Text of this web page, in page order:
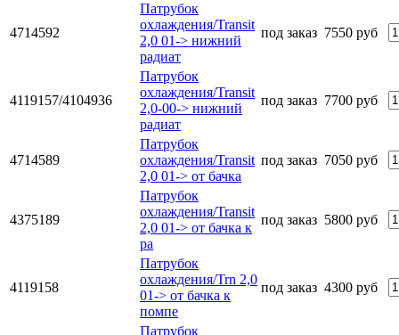
4714592
Патрубок
охлаждения/Transit
2,0 01-> нижний
радиат
под заказ 7550 руб
4119157/4104936
Патрубок
охлаждения/Transit
2,0-00-> нижний
радиат
под заказ 7700 руб
4714589
Патрубок
охлаждения/Transit
2,0 01-> от бачка
под заказ 7050 руб
4375189
Патрубок
охлаждения/Transit
2,0 01-> от бачка к
ра
под заказ 5800 руб
4119158
Патрубок
охлаждения/Trn 2,0
01-> от бачка к
помпе
под заказ 4300 руб
Патрубок